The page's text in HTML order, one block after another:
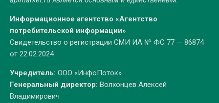
Информационное агентство «Агентство
потребительской информации»
Свидетельство о регистрации СМИ ИА № ФС 77 — 86874
от 22.02.2024
Учредитель: ООО «ИнфоПоток»
Генеральный директор: Волхонцев Алексей
Владимирович